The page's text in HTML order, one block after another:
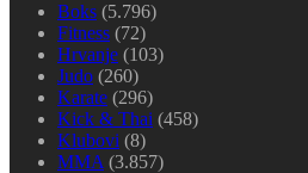
Boks (5.796)
Fitness (72)
Hrvanje (103)
Judo (260)
Karate (296)
Kick & Thai (458)
Klubovi (8)
MMA(3.857)